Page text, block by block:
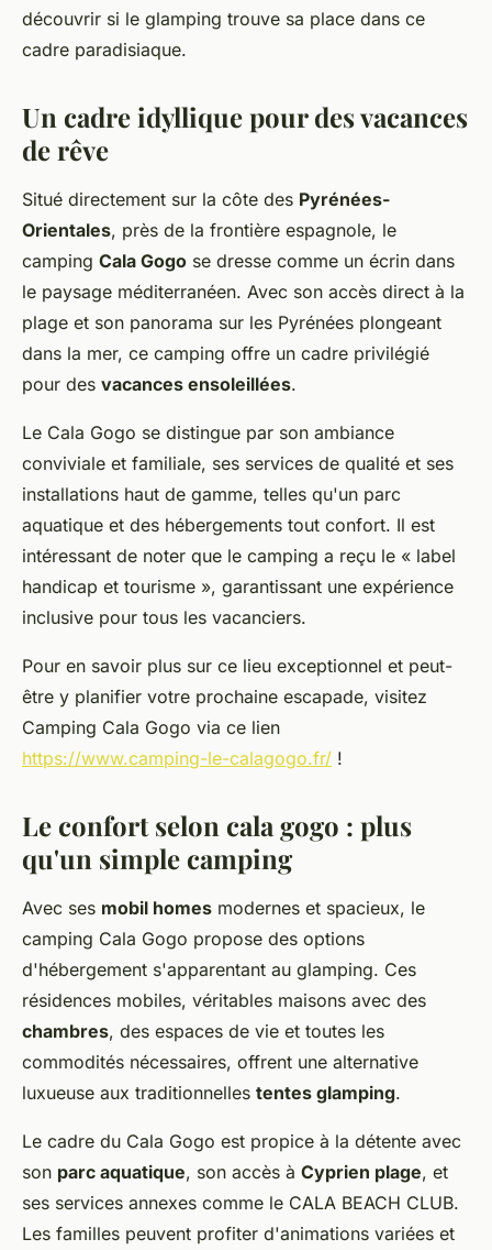
découvrir si le glamping trouve sa place dans ce
cadre paradisiaque.
Un cadre idyllique pour des vacances
de rêve
Situé directement sur la côte des Pyrénées-
Orientales, près de la frontière espagnole, le
camping Cala Gogo se dresse comme un écrin dans
le paysage méditerranéen. Avec son accès direct à la
plage et son panorama sur les Pyrénées plongeant
dans la mer, ce camping offre un cadre privilégié
pour des vacances ensoleillées.
Le Cala Gogo se distingue par son ambiance
conviviale et familiale, ses services de qualité et ses
installations haut de gamme, telles qu'un parc
aquatique et des hébergements tout confort. Il est
intéressant de noter que le camping a reçu le « label
handicap et tourisme », garantissant une expérience
inclusive pour tous les vacanciers.
Pour en savoir plus sur ce lieu exceptionnel et peut-
être y planifier votre prochaine escapade, visitez
Camping Cala Gogo via ce lien
https://www.camping-le-calagogo.fr/ !
Le confort selon cala gogo : plus
qu'un simple camping
Avec ses mobil homes modernes et spacieux, le
camping Cala Gogo propose des options
d'hébergement s'apparentant au glamping. Ces
résidences mobiles, véritables maisons avec des
chambres, des espaces de vie et toutes les
commodités nécessaires, offrent une alternative
luxueuse aux traditionnelles tentes glamping.
Le cadre du Cala Gogo est propice à la détente avec
son parc aquatique, son accès à Cyprien plage, et
ses services annexes comme le CALA BEACH CLUB.
Les familles peuvent profiter d'animations variées et